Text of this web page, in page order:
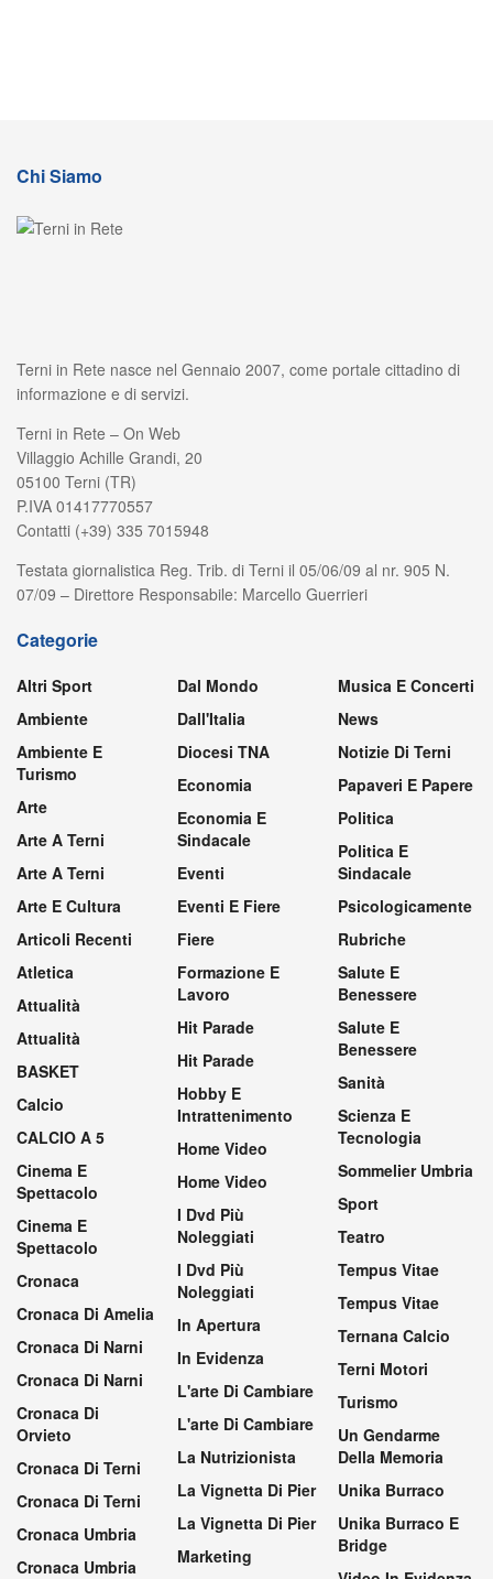
Chi Siamo
Terni in Rete nasce nel Gennaio 2007, come portale cittadino di
informazione e di servizi.
Terni in Rete – On Web
Villaggio Achille Grandi, 20
05100 Terni (TR)
P.IVA 01417770557
Contatti (+39) 335 7015948
Testata giornalistica Reg. Trib. di Terni il 05/06/09 al nr. 905 N.
07/09 – Direttore Responsabile: Marcello Guerrieri
Categorie
Altri Sport
Ambiente
Ambiente E
Turismo
Arte
Arte A Terni
Arte A Terni
Arte E Cultura
Articoli Recenti
Atletica
Attualità
Attualità
BASKET
Calcio
CALCIO A 5
Cinema E
Spettacolo
Cinema E
Spettacolo
Cronaca
Cronaca Di Amelia
Cronaca Di Narni
Cronaca Di Narni
Cronaca Di
Orvieto
Cronaca Di Terni
Cronaca Di Terni
Cronaca Umbria
Cronaca Umbria
Dal Mondo
Dall'Italia
Diocesi TNA
Economia
Economia E
Sindacale
Eventi
Eventi E Fiere
Fiere
Formazione E
Lavoro
Hit Parade
Hit Parade
Hobby E
Intrattenimento
Home Video
Home Video
I Dvd Più
Noleggiati
I Dvd Più
Noleggiati
In Apertura
In Evidenza
L'arte Di Cambiare
L'arte Di Cambiare
La Nutrizionista
La Vignetta Di Pier
La Vignetta Di Pier
Marketing
Musica E Concerti
News
Notizie Di Terni
Papaveri E Papere
Politica
Politica E
Sindacale
Psicologicamente
Rubriche
Salute E
Benessere
Salute E
Benessere
Sanità
Scienza E
Tecnologia
Sommelier Umbria
Sport
Teatro
Tempus Vitae
Tempus Vitae
Ternana Calcio
Terni Motori
Turismo
Un Gendarme
Della Memoria
Unika Burraco
Unika Burraco E
Bridge